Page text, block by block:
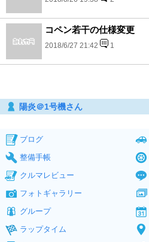
コペン若干の仕様変更
2018/6/27 21:42 1
陽炎＠1号機さん
ブログ
整備手帳
クルマレビュー
フォトギャラリー
グループ
ラップタイム